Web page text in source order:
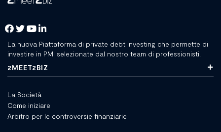
La nuova Piattaforma di private debt investing che permette di
investire in PMI selezionate dal nostro team di professionisti.
2MEET2BIZ
La Società
Come iniziare
Arbitro per le controversie finanziarie